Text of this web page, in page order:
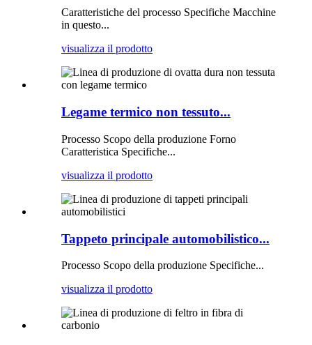
Caratteristiche del processo Specifiche Macchine
in questo...
visualizza il prodotto
Legame termico non tessuto...
Processo Scopo della produzione Forno
Caratteristica Specifiche...
visualizza il prodotto
Tappeto principale automobilistico...
Processo Scopo della produzione Specifiche...
visualizza il prodotto